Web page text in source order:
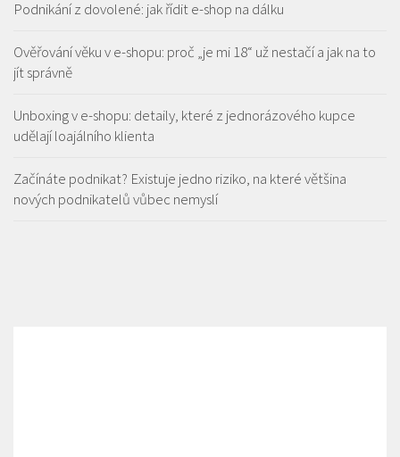
Podnikání z dovolené: jak řídit e-shop na dálku
Ověřování věku v e-shopu: proč „je mi 18“ už nestačí a jak na to
jít správně
Unboxing v e-shopu: detaily, které z jednorázového kupce
udělají loajálního klienta
Začínáte podnikat? Existuje jedno riziko, na které většina
nových podnikatelů vůbec nemyslí